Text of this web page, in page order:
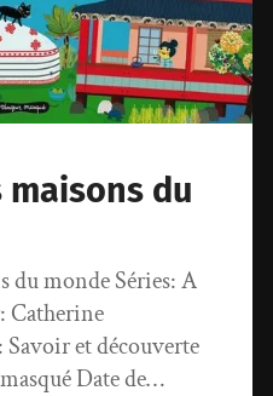
maisons du
du monde Séries: A
Catherine
Savoir et découverte
Date de…